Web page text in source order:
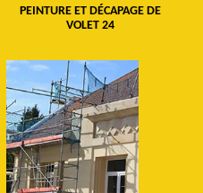
PEINTURE ET DÉCAPAGE DE
VOLET 24